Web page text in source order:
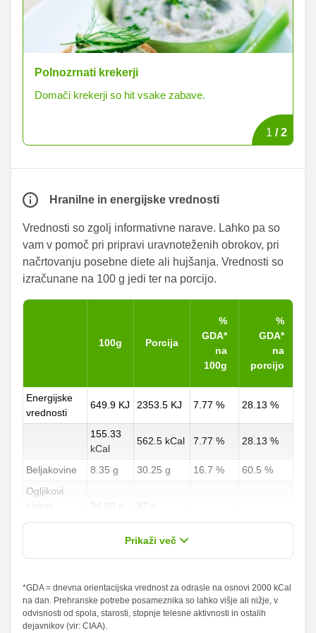
Polnozrnati krekerji
Domači krekerji so hit vsake zabave.
1 /2
Hranilne in energijske vrednosti
Vrednosti so zgolj informativne narave. Lahko pa so
vam v pomoč pri pripravi uravnoteženih obrokov, pri
načrtovanju posebne diete ali hujšanja. Vrednosti so
izračunane na 100 g jedi ter na porcijo.
100g Porcija
%
GDA*
na
100g
%
GDA*
na
porcijo
Energijske
vrednosti
649.9 KJ 2353.5 KJ 7.77 % 28.13 %
155.33
kCal
562.5 kCal 7.77 % 28.13 %
Beljakovine 8.35 g 30.25 g 16.7 %
60.5 %
Ogljikovi
hidrati
24.02 g 87 g
6.25 g
8.9 % 32.22 %
od teh
nasičene
2.35 g
0.21 g
8.5 g 3.36 % 12.14 %
Prikaži več
*GDA = dnevna orientacijska vrednost za odrasle na osnovi 2000 kCal
na dan. Prehranske potrebe posameznika so lahko višje ali nižje, v
odvisnosti od spola, starosti, stopnje telesne aktivnosti in ostalih
dejavnikov (vir: CIAA).